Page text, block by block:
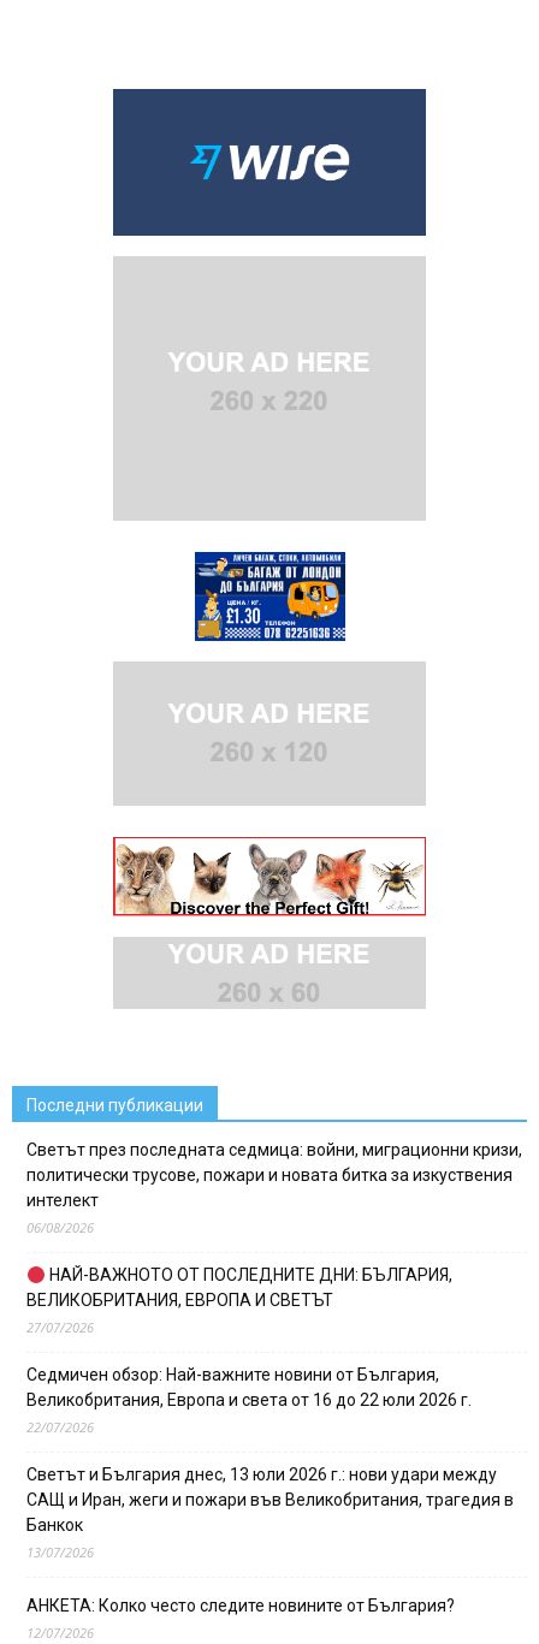
Последни публикации
Светът през последната седмица: войни, миграционни кризи,
политически трусове, пожари и новата битка за изкуствения
интелект
06/08/2026
НАЙ-ВАЖНОТО ОТ ПОСЛЕДНИТЕ ДНИ: БЪЛГАРИЯ,
ВЕЛИКОБРИТАНИЯ, ЕВРОПА И СВЕТЪТ
27/07/2026
Седмичен обзор: Най-важните новини от България,
Великобритания, Европа и света от 16 до 22 юли 2026 г.
22/07/2026
Светът и България днес, 13 юли 2026 г.: нови удари между
САЩ и Иран, жеги и пожари във Великобритания, трагедия в
Банкок
13/07/2026
АНКЕТА: Колко често следите новините от България?
12/07/2026